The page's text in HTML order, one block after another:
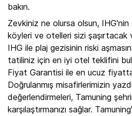
bakın.
Zevkiniz ne olursa olsun,
köyleri ve otelleri sizi şaşırtacak
IHG ile plaj gezisinin riski
tatiliniz için en iyi otel teklifini
Fiyat Garantisi ile en ucuz
Doğrulanmış misafirlerimizin
değerlendirmeleri, Tamuning
karşılaştırmanızı sağlar.